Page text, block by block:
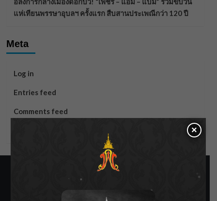
แห่เทียนพรรษาอุบลฯ ครั้งแรก สืบสานประเพณีกว่า 120 ปี
Meta
Log in
Entries feed
Comments feed
×